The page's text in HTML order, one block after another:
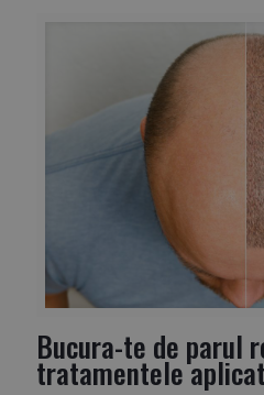
Bucura-te de parul
tratamentele